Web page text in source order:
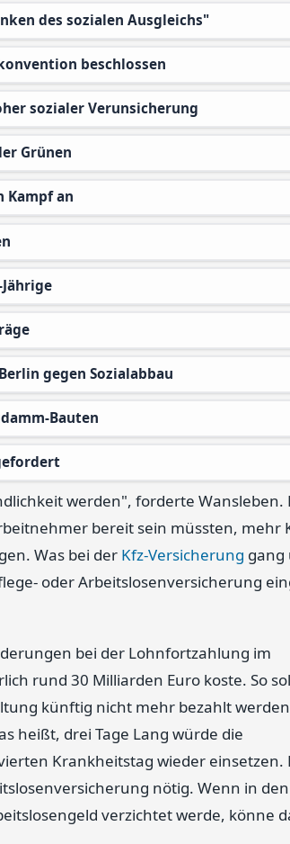
des sozialen Ausgleichs"
beschlossen
sozialer Verunsicherung
Grünen
Kampf an
gegen Sozialabbau
Bauten
werden", forderte Wansleben.
bereit sein müssten, mehr
Was bei der Kfz-Versicherung gang
oder Arbeitslosenversicherung
bei der Lohnfortzahlung im
rund 30 Milliarden Euro koste. So
künftig nicht mehr bezahlt
heißt, drei Tage Lang würde die
Krankheitstag wieder einsetzen.
nötig. Wenn in
verzichtet werde, könne